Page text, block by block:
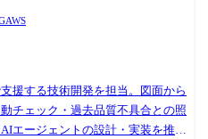
ードバックのサイクルを回してい
長以下23名(MGR2名、グループ個
プ横断プロダクト開発チーム、AI
、テクニカルアライアンスチー
AWS
援する技術開発を担当。図面から
チェック・過去品質不具合との照
エージェントの設計・実装を推進